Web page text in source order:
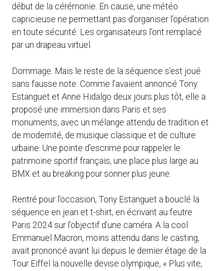
début de la cérémonie. En cause, une météo
capricieuse ne permettant pas d’organiser l’opération
en toute sécurité. Les organisateurs l’ont remplacé
par un drapeau virtuel.
Dommage. Mais le reste de la séquence s’est joué
sans fausse note. Comme l’avaient annoncé Tony
Estanguet et Anne Hidalgo deux jours plus tôt, elle a
proposé une immersion dans Paris et ses
monuments, avec un mélange attendu de tradition et
de modernité, de musique classique et de culture
urbaine. Une pointe d’escrime pour rappeler le
patrimoine sportif français, une place plus large au
BMX et au breaking pour sonner plus jeune.
Rentré pour l’occasion, Tony Estanguet a bouclé la
séquence en jean et t-shirt, en écrivant au feutre
Paris 2024 sur l’objectif d’une caméra. A la cool.
Emmanuel Macron, moins attendu dans le casting,
avait prononcé avant lui depuis le dernier étage de la
Tour Eiffel la nouvelle devise olympique, « Plus vite,